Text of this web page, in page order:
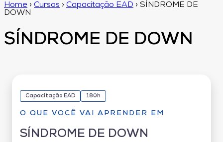
Home › Cursos › Capacitação EAD › SÍNDROME DE
DOWN
SÍNDROME DE DOWN
Capacitação EAD 180h
O QUE VOCÊ VAI APRENDER EM
SÍNDROME DE DOWN